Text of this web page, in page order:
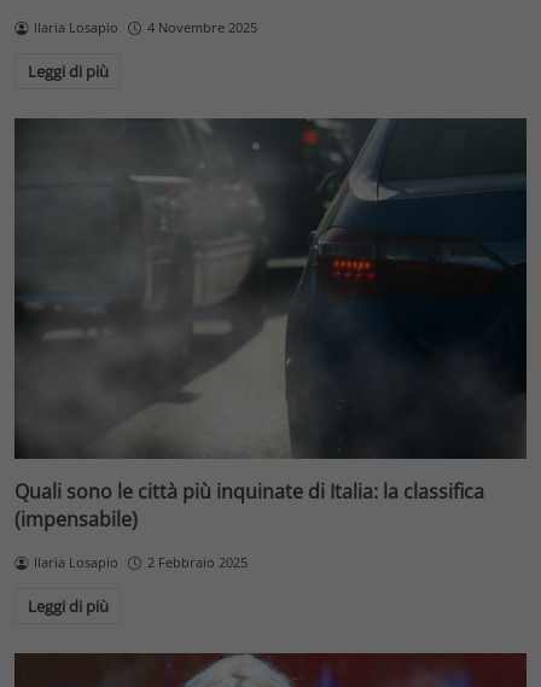
Ilaria Losapio 4 Novembre 2025
Leggi di più
Quali sono le città più inquinate di Italia: la classifica
(impensabile)
Ilaria Losapio 2 Febbraio 2025
Leggi di più